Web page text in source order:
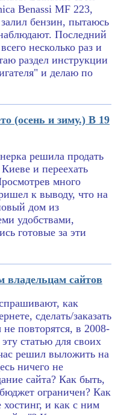
Benassi MF 223,
бензин, пытаюсь
Последний
несколько раз и
раздел инструкции
и делаю по
(осень и зиму.) В 19
решила продать
и переехать
много
к выводу, что на
дом из
удобствами,
готовые за эти
владельцам сайтов
как
сделать/заказать
повторятся, в 2008-
статью для своих
решил выложить на
ничего не
сайта? Как быть,
ограничен? Как
и как с ним